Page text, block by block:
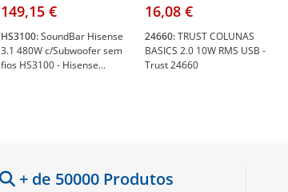
149,15 €
HS3100:SoundBar Hisense
3.1 480W c/Subwoofer sem
fios HS3100 - Hisense
16,08 €
24660:TRUST COLUNAS
BASICS 2.0 10W RMS USB -
Trust 24660
+ de 50000 Produtos